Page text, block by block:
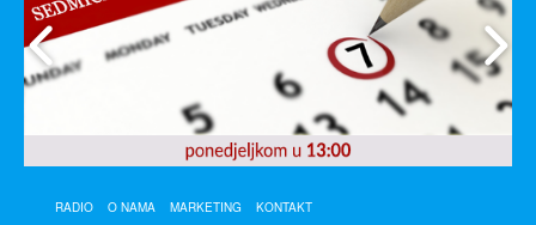
RADIO O NAMA MARKETING KONTAKT